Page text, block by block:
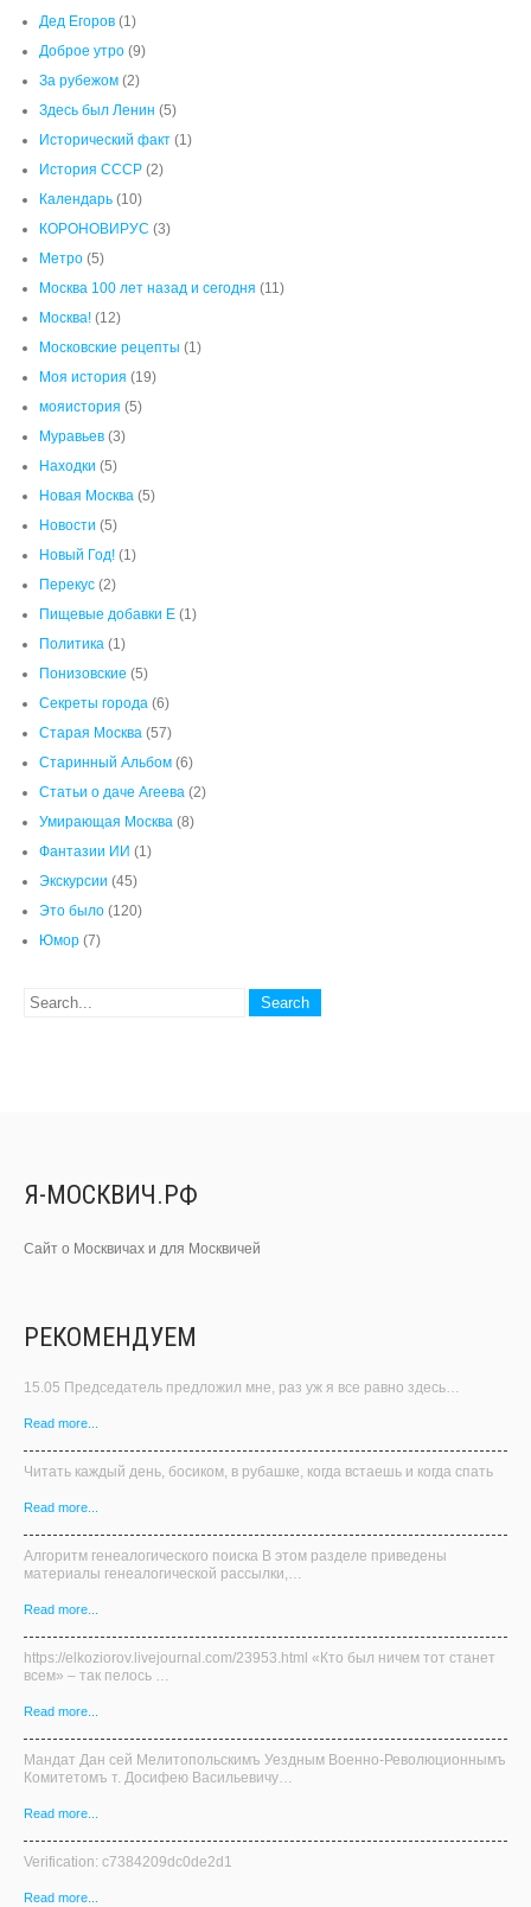
Дед Егоров (1)
Доброе утро (9)
За рубежом (2)
Здесь был Ленин (5)
Исторический факт (1)
История СССР (2)
Календарь (10)
КОРОНОВИРУС (3)
Метро (5)
Москва 100 лет назад и сегодня (11)
Москва! (12)
Московские рецепты (1)
Моя история (19)
мояистория (5)
Муравьев (3)
Находки (5)
Новая Москва (5)
Новости (5)
Новый Год! (1)
Перекус (2)
Пищевые добавки Е (1)
Политика (1)
Понизовские (5)
Секреты города (6)
Старая Москва (57)
Старинный Альбом (6)
Статьи о даче Агеева (2)
Умирающая Москва (8)
Фантазии ИИ (1)
Экскурсии (45)
Это было (120)
Юмор (7)
Я-МОСКВИЧ.РФ
Сайт о Москвичах и для Москвичей
РЕКОМЕНДУЕМ
15.05 Председатель предложил мне, раз уж я все равно здесь…
Read more...
Читать каждый день, босиком, в рубашке, когда встаешь и когда спать
Read more...
Алгоритм генеалогического поиска В этом разделе приведены
материалы генеалогической рассылки,…
Read more...
https://elkoziorov.livejournal.com/23953.html «Кто был ничем тот станет
всем» – так пелось …
Read more...
Мандат Дан сей Мелитопольскимъ Уездным Военно-Революционнымъ
Комитетомъ т. Досифею Васильевичу…
Read more...
Verification: c7384209dc0de2d1
Read more...